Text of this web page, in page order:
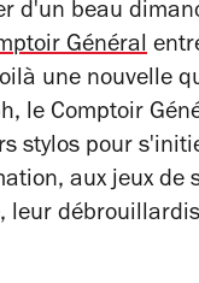
d'un beau
Général
une nouvelle
le Comptoir
stylos pour
aux jeux de
leur